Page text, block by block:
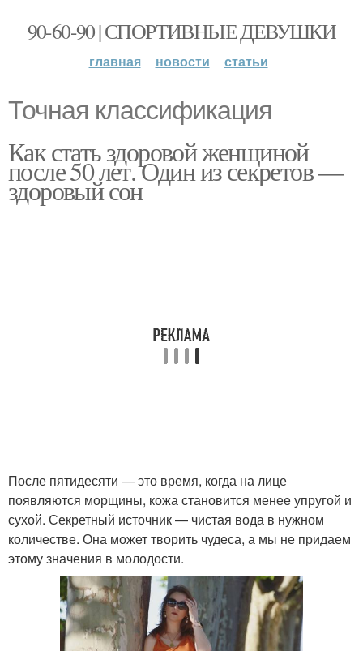
90-60-90 | СПОРТИВНЫЕ ДЕВУШКИ
главная новости статьи
Точная классификация
Как стать здоровой женщиной
после 50 лет. Один из секретов —
здоровый сон
После пятидесяти — это время, когда на лице
появляются морщины, кожа становится менее упругой и
сухой. Секретный источник — чистая вода в нужном
количестве. Она может творить чудеса, а мы не придаем
этому значения в молодости.